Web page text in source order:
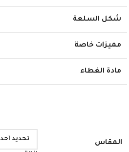
شكل السلعة
مميزات خاصة
مادة الغطاء
المقاس